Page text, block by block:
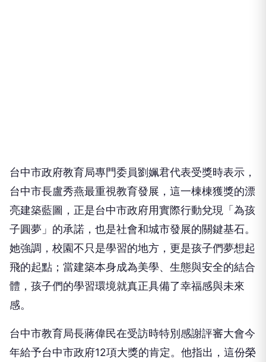
亮建築藍圖，正是台中市政府用實際行動兌現「為孩
子圓夢」的承諾，也是社會和城市發展的關鍵基石。
她強調，校園不只是學習的地方，更是孩子們夢想起
飛的起點；當建築本身成為美學、生態與安全的結合
體，孩子們的學習環境就真正具備了幸福感與未來
感。
台中市教育局長蔣偉民在受訪時特別感謝評審大會今
耀首先要歸功於盧市長這幾年執政始終把教育列為優
先，編列最多的預算在教育上，讓台中市教育局能夠